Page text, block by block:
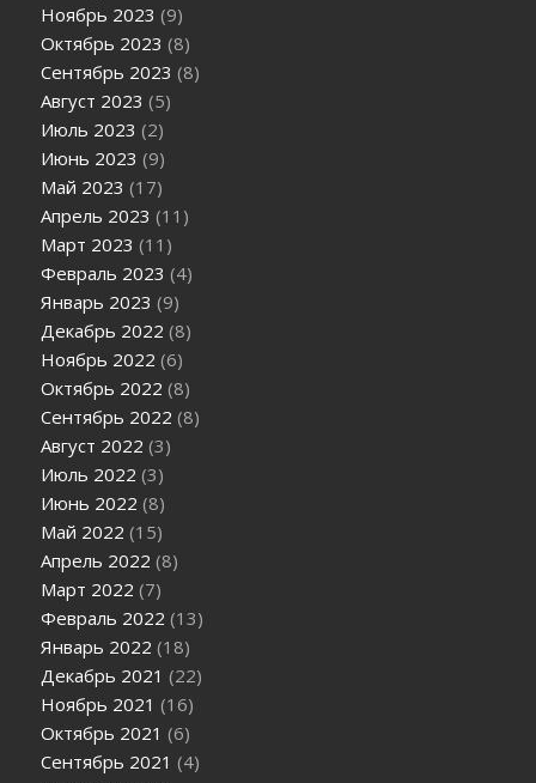
Ноябрь 2023 (9)
Октябрь 2023 (8)
Сентябрь 2023 (8)
Август 2023 (5)
Июль 2023 (2)
Июнь 2023 (9)
Май 2023 (17)
Апрель 2023 (11)
Март 2023 (11)
Февраль 2023 (4)
Январь 2023 (9)
Декабрь 2022 (8)
Ноябрь 2022 (6)
Октябрь 2022 (8)
Сентябрь 2022 (8)
Август 2022 (3)
Июль 2022 (3)
Июнь 2022 (8)
Май 2022 (15)
Апрель 2022 (8)
Март 2022 (7)
Февраль 2022 (13)
Январь 2022 (18)
Декабрь 2021 (22)
Ноябрь 2021 (16)
Октябрь 2021 (6)
Сентябрь 2021 (4)